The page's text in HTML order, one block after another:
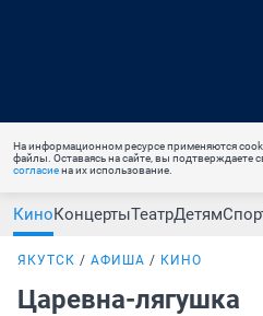
На информационном ресурсе применяются
файлы. Оставаясь на сайте, вы подтверждаете
согласиена их использование.
КиноКонцертыТеатрДетям
ЯКУТСК АФИША КИНО
Царевна-лягушка